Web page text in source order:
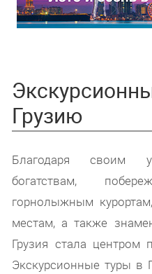
Грузию
Благодаря своим
богатствам,
горнолыжным
местам, а также
Грузия стала центром
Экскурсионные туры в